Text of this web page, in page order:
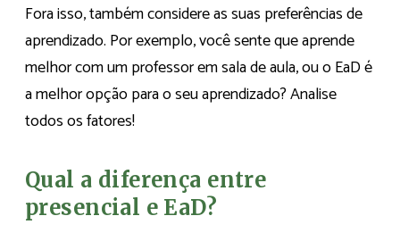
Fora isso, também considere as suas preferências de
aprendizado. Por exemplo, você sente que aprende
melhor com um professor em sala de aula, ou o EaD é
a melhor opção para o seu aprendizado? Analise
todos os fatores!
Qual a diferença entre
presencial e EaD?